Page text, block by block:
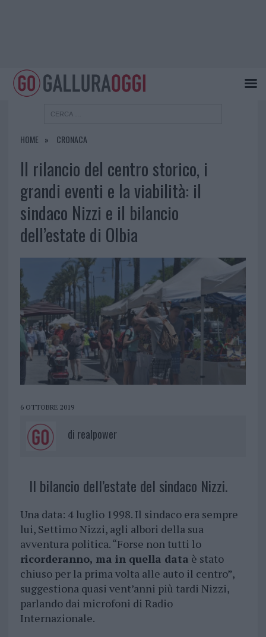
HOME CRONACA
Il rilancio del centro storico, i
grandi eventi e la viabilità: il
sindaco Nizzi e il bilancio
dell’estate di Olbia
6 OTTOBRE 2019
di realpower
Il bilancio dell’estate del sindaco Nizzi.
Una data: 4 luglio 1998. Il sindaco era sempre
lui, Settimo Nizzi, agli albori della sua
avventura politica. “Forse non tutti lo
ricorderanno, ma in quella data è stato
chiuso per la prima volta alle auto il centro”,
suggestiona quasi vent’anni più tardi Nizzi,
parlando dai microfoni di Radio
Internazionale.